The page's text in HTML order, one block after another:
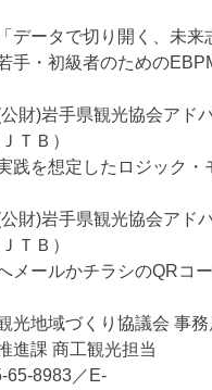
データで切り開く、未来
手・初級者のための
県観光協会アドバ
ＴＢ）
定したロジック・モ
県観光協会アドバ
ＴＢ）
メールかチラシのQRコ
光地域づくり協議会 事
進課 商工観光担当
／E-